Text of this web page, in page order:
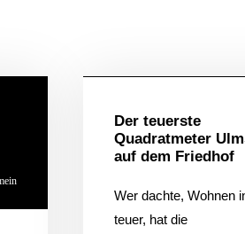
Der teuerste
Quadratmeter
auf dem Friedhof
Wer dachte, Wohnen
teuer, hat die